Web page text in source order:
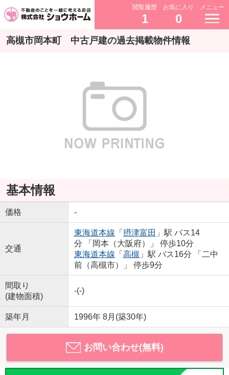
閲覧履歴
1
お気に入り
0
メニュー
高槻市岡本町 中古戸建の過去掲載物件情報
基本情報
価格 -
交通
東海道本線 「 摂津富田 」駅 バス14
分 「岡本（大阪府）」 停歩10分
東海道本線 「 高槻 」駅 バス16分 「二中
前（高槻市）」 停歩9分
間取り
(建物面積)
-(-)
築年月 1996年 8月(築30年)
お問い合わせ(無料)